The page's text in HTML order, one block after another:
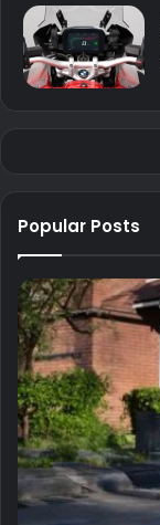
Popular Posts